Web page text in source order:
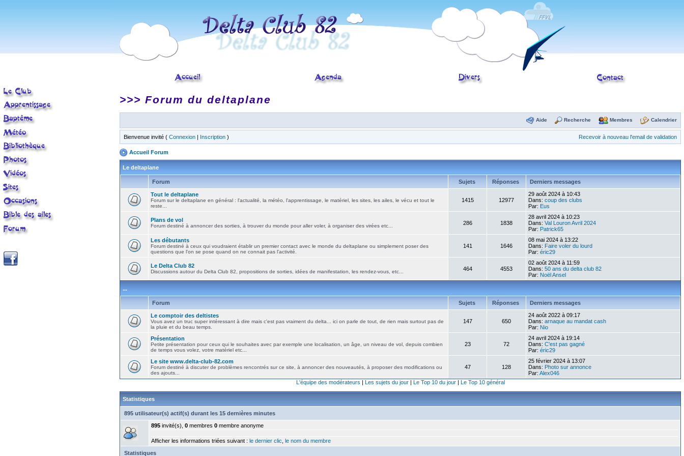
>>> Forum du deltaplane
Aide Recherche Membres Calendrier
Bienvenue invité ( Connexion | Inscription ) Recevoir à nouveau l'email de validation
Accueil Forum
Le deltaplane
Forum Sujets Réponses Derniers messages
Tout le deltaplane
Forum sur le deltaplane en général : l'actualité, la météo, l'apprentissage, le matériel, les sites, les ailes, le vécu et tout le
reste...
1415 12977
29 août 2024 à 10:43
Dans: coup des clubs
Par: Eus
Plans de vol
Forum destiné à annoncer des sorties, à trouver du monde pour aller voler, à organiser des virées etc... 286 1838
28 avril 2024 à 10:23
Dans: Val Louron Avril 2024
Par: Patrick65
Les débutants
Forum destiné à ceux qui voudraient établir un premier contact avec le monde du deltaplane ou simplement poser des
questions que l'on se pose quand on ne connait pas l'activité.
141 1646
08 mai 2024 à 13:22
Dans: Faire voler du lourd
Par: éric29
Le Delta Club 82
Discussions autour du Delta Club 82, propositions de sorties, idées de manifestation, les rendez-vous, etc... 464 4553
02 août 2024 à 11:59
Dans: 50 ans du delta club 82
Par: Noël Ansel
...
Forum Sujets Réponses Derniers messages
Le comptoir des deltistes
Vous avez un truc super intéressant à dire mais c'est pas vraiment du delta... ici on parle de tout, de rien mais surtout pas de
la pluie et du beau temps.
147 650
24 août 2022 à 09:17
Dans: arnaque au mandat cash
Par: Nio
Présentation
Petite présentation pour ceux qui le souhaites avec par exemple une localisation, un âge, un niveau de vol, depuis combien
de temps vous volez, votre matériel etc...
23 72
24 avril 2024 à 19:14
Dans: C'est pas gagné
Par: éric29
Le site www.delta-club-82.com
Forum destiné à discuter de problèmes rencontrés sur ce site, à annoncer des nouveautés, à proposer des modifications ou
des ajouts...
47 128
25 février 2024 à 13:07
Dans: Photo sur annonce
Par: Alex046
L'équipe des modérateurs | Les sujets du jour| Le Top 10 du jour| Le Top 10 général
Statistiques
895 utilisateur(s) actif(s) durant les 15 dernières minutes
895 invité(s), 0 membres 0 membre anonyme
Afficher les informations triées suivant : le dernier clic le nom du membre
Statistiques